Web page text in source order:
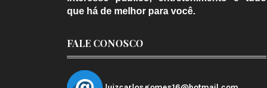
que há de melhor para você.
FALE CONOSCO